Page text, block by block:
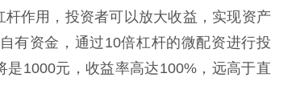
作用，投资者可以放大收益，实现资产
有资金，通过10倍杠杆的微配资进行投
1000元，收益率高达100%，远高于直